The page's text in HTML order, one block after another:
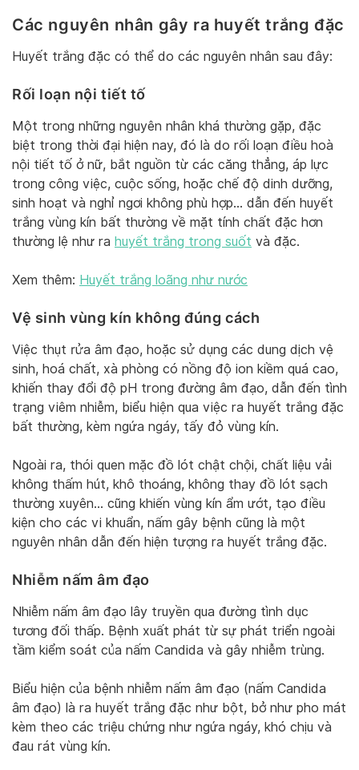
Các nguyên nhân gây ra huyết trắng đặc
Huyết trắng đặc có thể do các nguyên nhân sau đây:
Rối loạn nội tiết tố
Một trong những nguyên nhân khá thường gặp, đặc
biệt trong thời đại hiện nay, đó là do rối loạn điều hoà
nội tiết tố ở nữ, bắt nguồn từ các căng thẳng, áp lực
trong công việc, cuộc sống, hoặc chế độ dinh dưỡng,
sinh hoạt và nghỉ ngơi không phù hợp… dẫn đến huyết
trắng vùng kín bất thường về mặt tính chất đặc hơn
thường lệ như ra huyết trắng trong suốt và đặc.
Xem thêm: Huyết trắng loãng như nước
Vệ sinh vùng kín không đúng cách
Việc thụt rửa âm đạo, hoặc sử dụng các dung dịch vệ
sinh, hoá chất, xà phòng có nồng độ ion kiềm quá cao,
khiến thay đổi độ pH trong đường âm đạo, dẫn đến tình
trạng viêm nhiễm, biểu hiện qua việc ra huyết trắng đặc
bất thường, kèm ngứa ngáy, tấy đỏ vùng kín.
Ngoài ra, thói quen mặc đồ lót chật chội, chất liệu vải
không thấm hút, khô thoáng, không thay đồ lót sạch
thường xuyên… cũng khiến vùng kín ẩm ướt, tạo điều
kiện cho các vi khuẩn, nấm gây bệnh cũng là một
nguyên nhân dẫn đến hiện tượng ra huyết trắng đặc.
Nhiễm nấm âm đạo
Nhiễm nấm âm đạo lây truyền qua đường tình dục
tương đối thấp. Bệnh xuất phát từ sự phát triển ngoài
tầm kiểm soát của nấm Candida và gây nhiễm trùng.
Biểu hiện của bệnh nhiễm nấm âm đạo (nấm Candida
âm đạo) là ra huyết trắng đặc như bột, bở như pho mát
kèm theo các triệu chứng như ngứa ngáy, khó chịu và
đau rát vùng kín.